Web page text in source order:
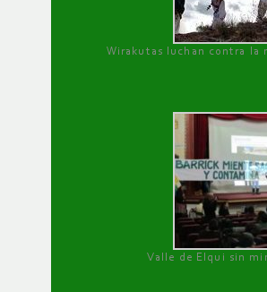
Wirakutas luchan contra la
Valle de Elqui sin